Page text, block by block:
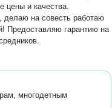
цены и качества.
без посредников.
многодетным